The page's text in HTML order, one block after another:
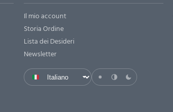
Il mio account
Storia Ordine
Lista dei Desideri
Newsletter